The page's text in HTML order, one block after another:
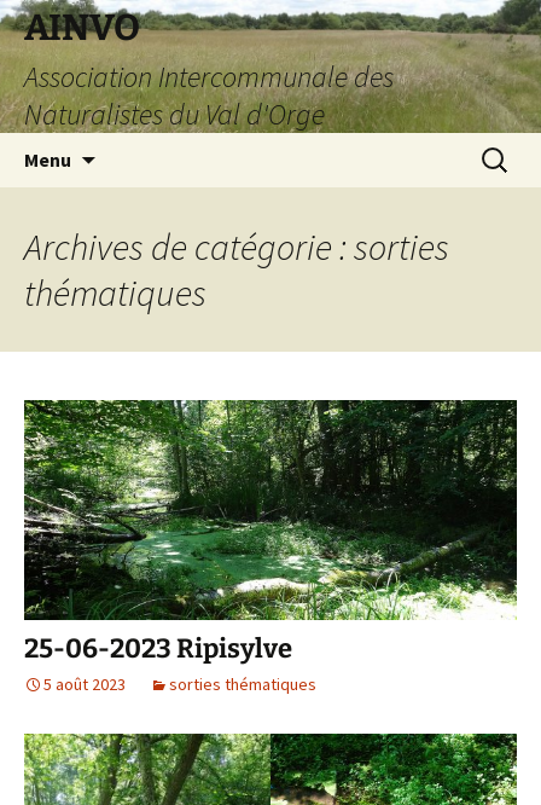
AINVO
Association Intercommunale des
Naturalistes du Val d'Orge
Menu
Archives de catégorie : sorties
thématiques
25-06-2023 Ripisylve
5 août 2023 sorties thématiques